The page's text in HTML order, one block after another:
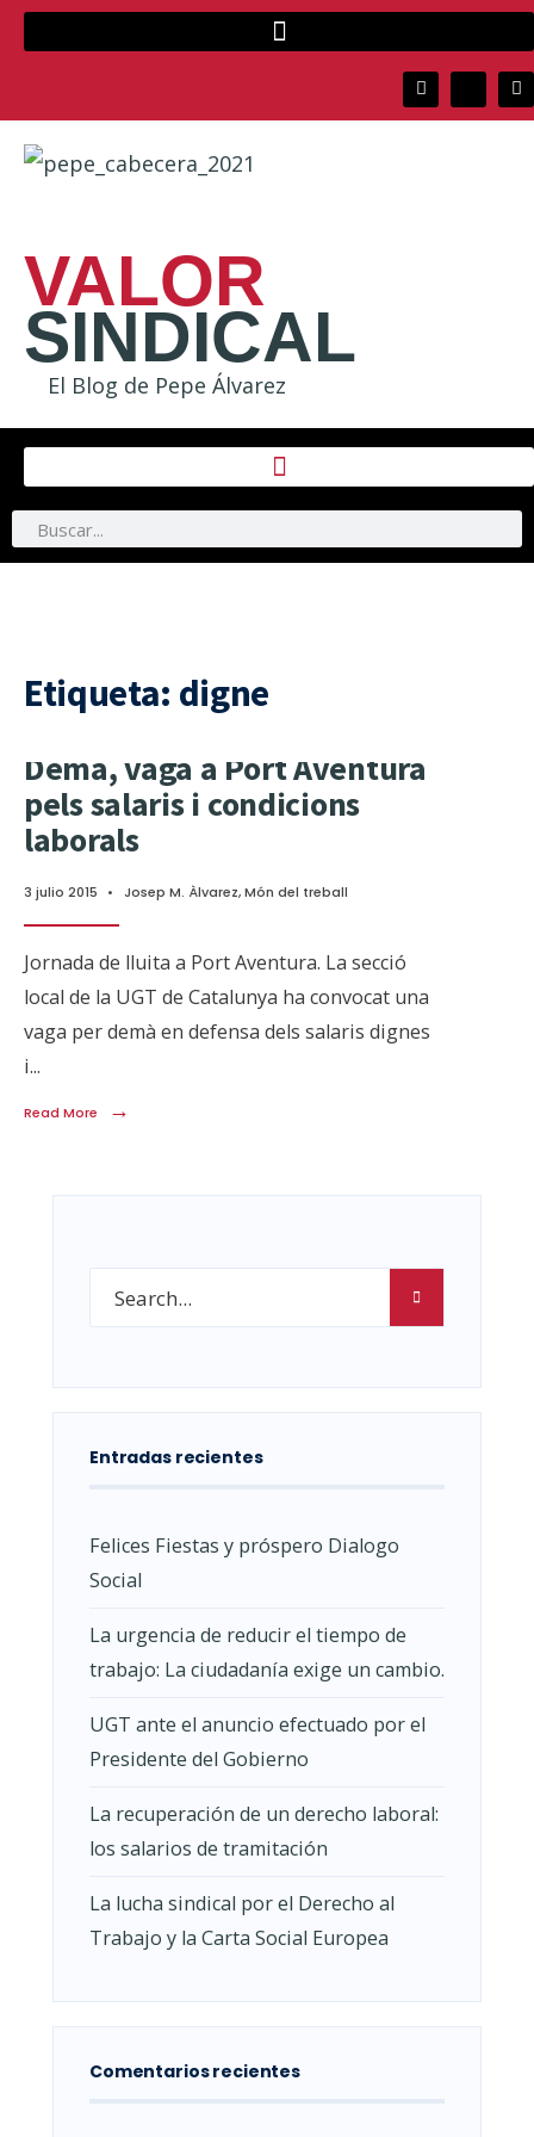
VALOR
SINDICAL
El Blog de Pepe Álvarez
Etiqueta: digne
Dema, vaga a Port Aventura
pels salaris i condicions
laborals
3 julio 2015 • Josep M. Àlvarez,Món del treball
Jornada de lluita a Port Aventura. La secció
local de la UGT de Catalunya ha convocat una
vaga per demà en defensa dels salaris dignes
i...
Read More →
Entradas recientes
Felices Fiestas y próspero Dialogo
Social
La urgencia de reducir el tiempo de
trabajo: La ciudadanía exige un cambio.
UGT ante el anuncio efectuado por el
Presidente del Gobierno
La recuperación de un derecho laboral:
los salarios de tramitación
La lucha sindical por el Derecho al
Trabajo y la Carta Social Europea
Comentarios recientes